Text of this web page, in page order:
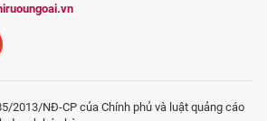
2013/NĐ-CP của Chính phủ và luật quảng cáo